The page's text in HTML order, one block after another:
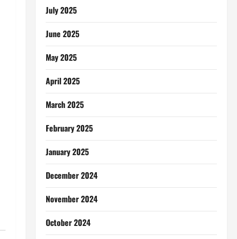
July 2025
June 2025
May 2025
April 2025
March 2025
February 2025
January 2025
December 2024
November 2024
October 2024